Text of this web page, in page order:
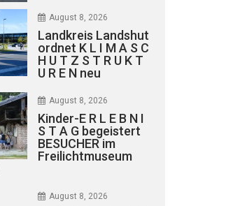
August 8, 2026
Landkreis Landshut
ordnet K L I M A S C
H U T Z S T R U K T
U R E N neu
August 8, 2026
Kinder-E R L E B N I
S T A G begeistert
BESUCHER im
Freilichtmuseum
August 8, 2026